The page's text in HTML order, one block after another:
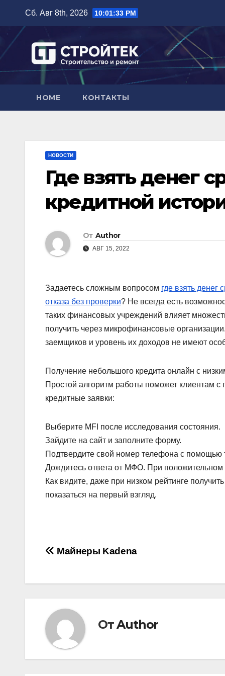
содержимому
Сб. Авг 8th, 2026 10:01:34 PM
HOME КОНТАКТЫ
НОВОСТИ
Где взять денег
кредитной
От Author
АВГ 15, 2022
Задаетесь сложным вопросом где взять денег
отказа без проверки? Не всегда есть
таких финансовых учреждений влияет
получить через микрофинансовые
заемщиков и уровень их доходов не имеют
Получение небольшого кредита онлайн с
Простой алгоритм работы поможет клиентам с
кредитные заявки:
Выберите MFI после исследования состояния.
Зайдите на сайт и заполните форму.
Подтвердите свой номер телефона с помощью
Дождитесь ответа от МФО. При положительном
Как видите, даже при низком рейтинге
показаться на первый взгляд.
Навигация
Майнеры Kadena
ОтAuthor